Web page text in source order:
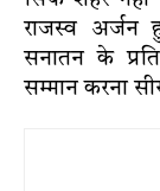
राजस्व अर्जन
सनातन के
सम्मान करना